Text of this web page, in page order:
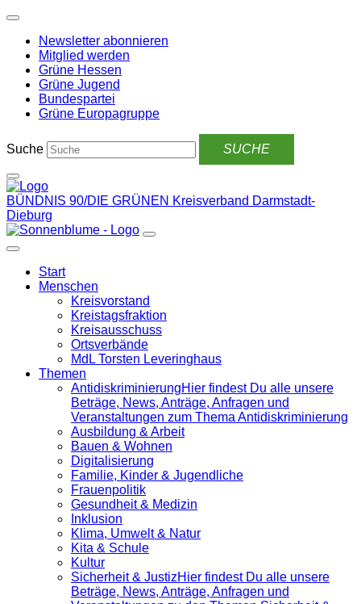
Weiter
Inhalt
Newsletter abonnieren
Mitglied werden
Grüne Hessen
Grüne Jugend
Bundespartei
Grüne Europagruppe
Suche
BÜNDNIS 90/DIE GRÜNEN Kreisverband Darmstadt-
Dieburg
Start
Menschen
Kreisvorstand
Kreistagsfraktion
Kreisausschuss
Ortsverbände
MdL Torsten Leveringhaus
Themen
Antidiskrimi­nierungHier findest Du alle unsere
Beträge, News, Anträge, Anfragen und
Veranstaltungen zum Thema Antidiskriminierung
Ausbildung & Arbeit
Bauen & Wohnen
Digitalisierung
Familie, Kinder & Jugendliche
Frauenpolitik
Gesundheit & Medizin
Inklusion
Klima, Umwelt & Natur
Kita & Schule
Kultur
Sicherheit & JustizHier findest Du alle unsere
Beträge, News, Anträge, Anfragen und